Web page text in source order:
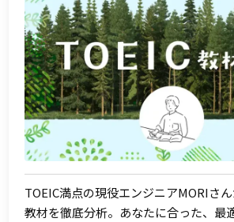
TOEIC満点の現役エンジニアMORIさ
教材を徹底分析。あなたに合った、最